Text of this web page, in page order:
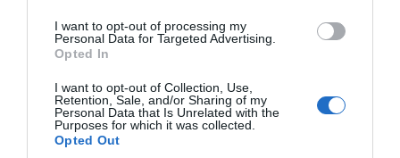
I want to opt-out of processing my
Personal Data for Targeted Advertising.
Opted In
I want to opt-out of Collection, Use,
Retention, Sale, and/or Sharing of my
Personal Data that Is Unrelated with the
Purposes for which it was collected.
Opted Out
Τη χρονιά 1998 εκδόθηκε το τέταρτο πορτραίτο της